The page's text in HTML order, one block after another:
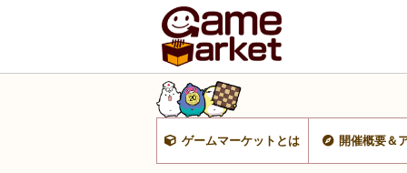
ゲームマーケットとは 開催概要＆